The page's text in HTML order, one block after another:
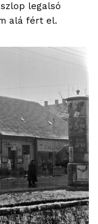
legalsó
alá fért el.